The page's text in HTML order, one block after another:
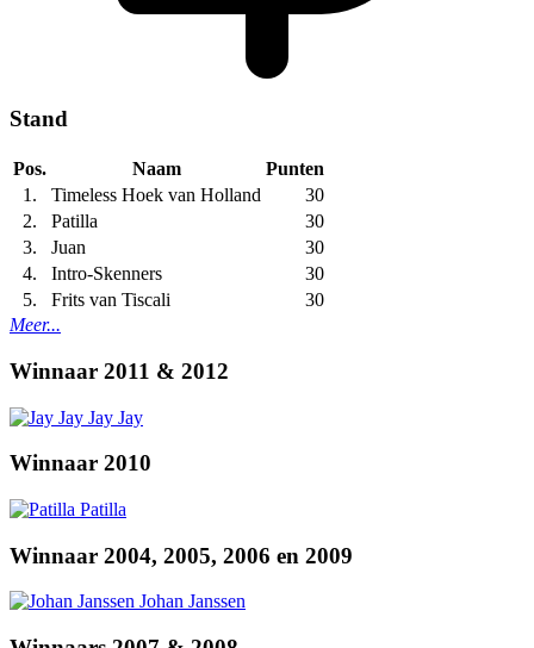
Stand
Pos. Naam
Punten
1.
Timeless Hoek van Holland
30
2.
Patilla
30
3.
Juan
30
4.
Intro-Skenners
30
5.
Frits van Tiscali
30
Meer...
Winnaar 2011 & 2012
Jay Jay
Winnaar 2010
Patilla
Winnaar 2004, 2005, 2006 en 2009
Johan Janssen